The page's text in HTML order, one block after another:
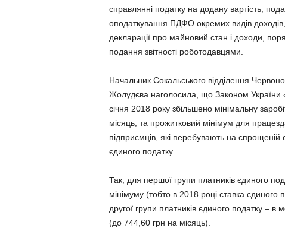
справлянні податку на додану вартість,
оподаткування ПДФО окремих видів
декларації про майновий стан і доходи,
подання звітності роботодавцями.
Начальник Сокальського відділення
Жолудєва наголосила, що Законом України
січня 2018 року збільшено мінімальну
місяць, та прожитковий мінімум для
підприємців, які перебувають на
єдиного податку.
Так, для першої групи платників єдиного
мінімуму (тобто в 2018 році ставка
другої групи платників єдиного податку – в
(до 744,60 грн на місяць).